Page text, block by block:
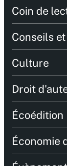
Coin de
Conseils
Culture
Droit
Écoédition
Économie